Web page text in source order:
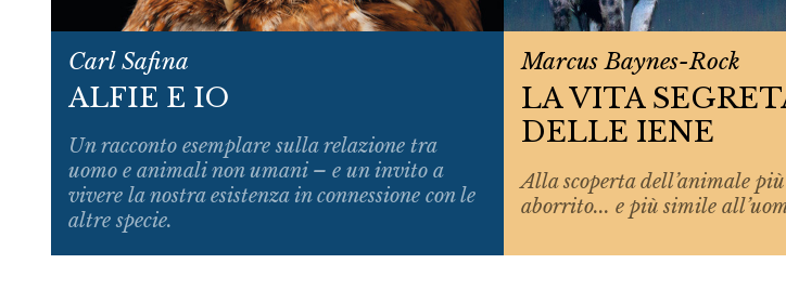
Carl Safina
ALFIE E IO
Un racconto esemplare sulla relazione tra
uomo e animali non umani – e un invito a
vivere la nostra esistenza in connessione con le
altre specie.
Marcus Baynes-Rock
LA VITA
DELLE IENE
Alla scoperta dell’animale
aborrito... e più simile